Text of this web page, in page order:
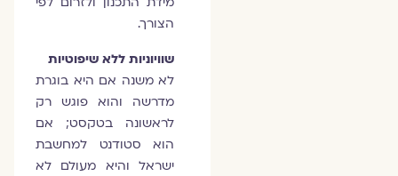
הצורך.
שוויוניות ללא שיפוטיות
לא משנה אם היא בוגרת
מדרשה והוא פוגש רק
לראשונה בטקסט; אם
הוא סטודנט למחשבת
ישראל והיא מעולם לא